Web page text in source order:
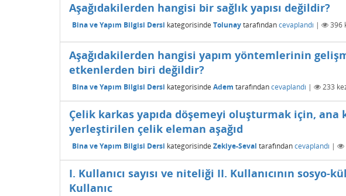
Aşağıdakilerden hangisi bir sağlık yapısı değildir?
Bina ve Yapım Bilgisi Dersi kategorisinde Tolunaytarafındancevaplandı | 396
Aşağıdakilerden hangisi yapım yöntemlerinin
etkenlerden biri değildir?
Bina ve Yapım Bilgisi Dersi kategorisinde Adem tarafındancevaplandı | 233
Çelik karkas yapıda döşemeyi oluşturmak için, ana
yerleştirilen çelik eleman aşağıd
Bina ve Yapım Bilgisi Dersi kategorisinde Zekiye-Seval tarafındancevaplandı |
I. Kullanıcı sayısı ve niteliği II. Kullanıcının sosyo-
Kullanıc